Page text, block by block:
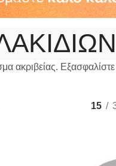
ακριβείας.
15